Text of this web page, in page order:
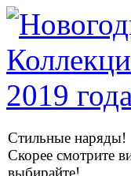
Стильные наряды!
Скорее смотрите